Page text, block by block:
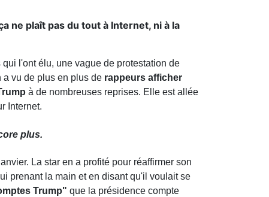
ne plaît pas du tout à Internet, ni à la
l'ont élu, une vague de protestation de
a vu de plus en plus de rappeurs afficher
à de nombreuses reprises. Elle est allée
Internet.
plus.
La star en a profité pour réaffirmer son
prenant la main et en disant qu'il voulait se
Trump" que la présidence compte